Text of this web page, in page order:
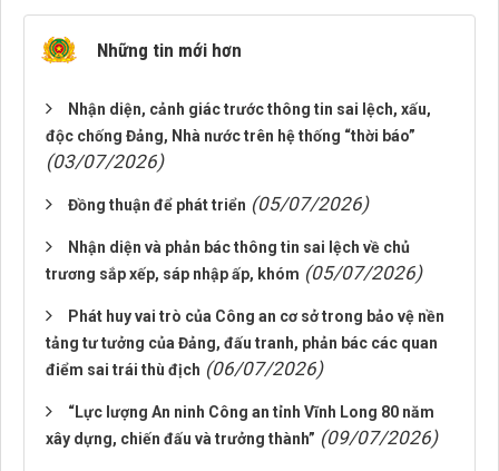
Những tin mới hơn
Nhận diện, cảnh giác trước thông tin sai lệch, xấu,
độc chống Đảng, Nhà nước trên hệ thống “thời báo”
(03/07/2026)
Đồng thuận để phát triển (05/07/2026)
Nhận diện và phản bác thông tin sai lệch về chủ
trương sắp xếp, sáp nhập ấp, khóm (05/07/2026)
Phát huy vai trò của Công an cơ sở trong bảo vệ nền
tảng tư tưởng của Đảng, đấu tranh, phản bác các quan
điểm sai trái thù địch (06/07/2026)
“Lực lượng An ninh Công an tỉnh Vĩnh Long 80 năm
xây dựng, chiến đấu và trưởng thành” (09/07/2026)